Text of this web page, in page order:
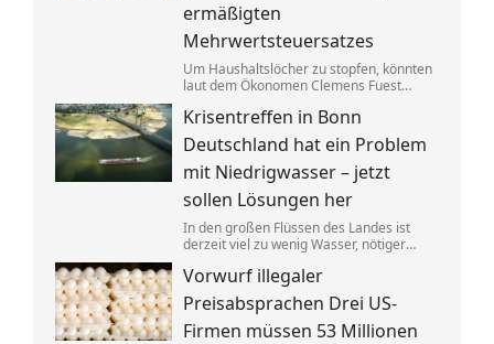
ermäßigten
Mehrwertsteuersatzes
Um Haushaltslöcher zu stopfen, könnten
laut dem Ökonomen Clemens Fuest
bezahlen. Bedürftige sollten dagegen an
anderer Stelle gezielt entlastet werden.
Krisentreffen in Bonn
Deutschland hat ein Problem
mit Niedrigwasser – jetzt
sollen Lösungen her
In den großen Flüssen des Landes ist
derzeit viel zu wenig Wasser, nötiger
Steffen Bilger lädt nun zum
Krisengespräch. Industrie- und
Schifffahrtsverbände haben vorab klare
Forderungen.
Vorwurf illegaler
Preisabsprachen Drei US-
Firmen müssen 53 Millionen